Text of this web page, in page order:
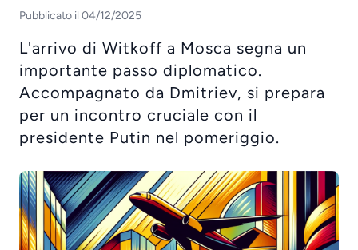
Pubblicato il 04/12/2025
L'arrivo di Witkoff a Mosca segna un
importante passo diplomatico.
Accompagnato da Dmitriev, si prepara
per un incontro cruciale con il
presidente Putin nel pomeriggio.